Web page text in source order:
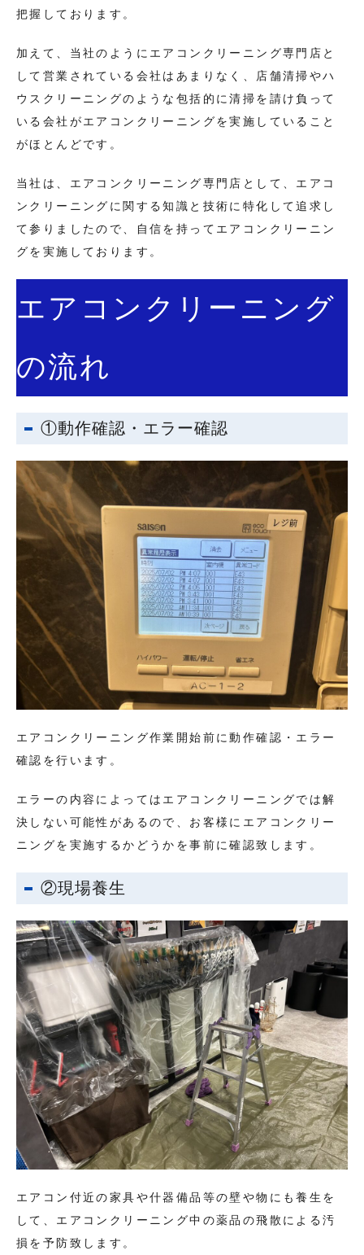
把握しております。
加えて、当社のようにエアコンクリーニング専門店と
して営業されている会社はあまりなく、店舗清掃やハ
ウスクリーニングのような包括的に清掃を請け負って
いる会社がエアコンクリーニングを実施していること
がほとんどです。
当社は、エアコンクリーニング専門店として、エアコ
ンクリーニングに関する知識と技術に特化して追求し
て参りましたので、自信を持ってエアコンクリーニン
グを実施しております。
エアコンクリーニング
の流れ
①動作確認・エラー確認
エアコンクリーニング作業開始前に動作確認・エラー
確認を行います。
エラーの内容によってはエアコンクリーニングでは解
決しない可能性があるので、お客様にエアコンクリー
ニングを実施するかどうかを事前に確認致します。
②現場養生
エアコン付近の家具や什器備品等の壁や物にも養生を
して、エアコンクリーニング中の薬品の飛散による汚
損を予防致します。